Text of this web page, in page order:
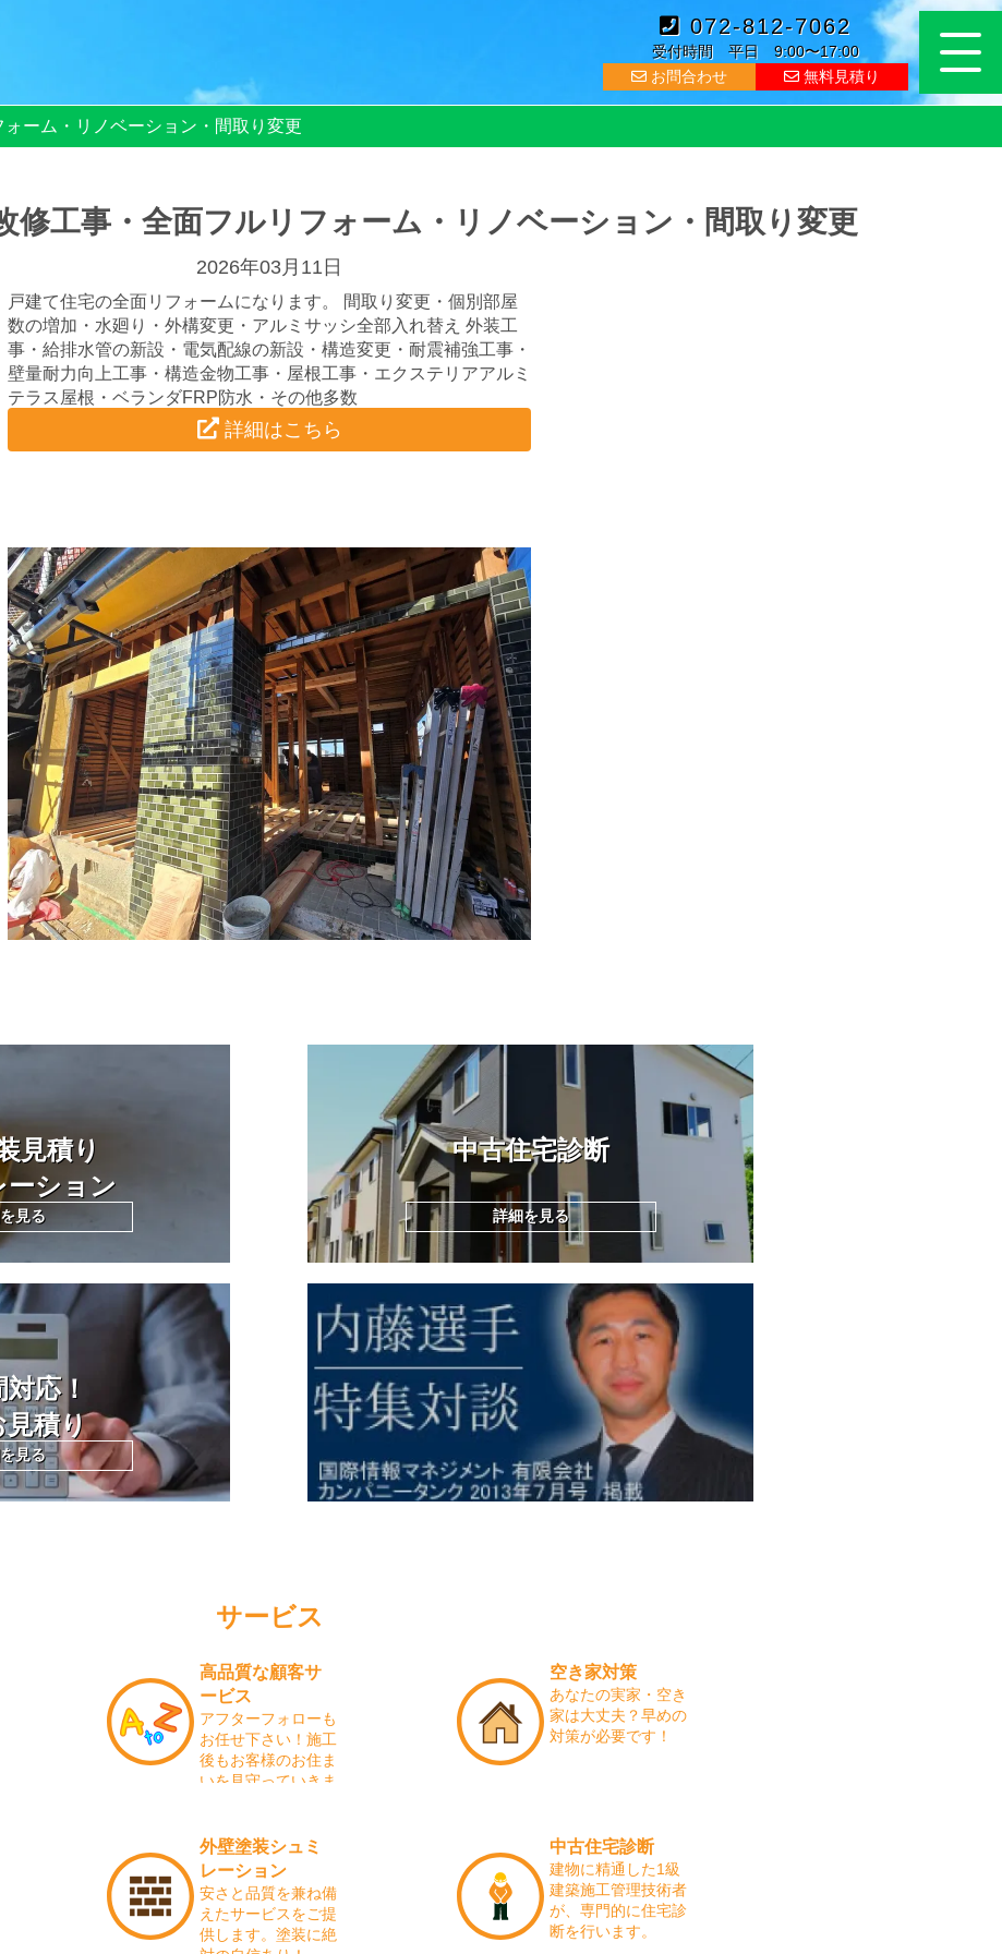
072-812-7062
受付時間 平日 9:00〜17:00
お問合わせ
無料見積り
ーム・リノベーション・間取り変更
修工事・全面フルリフォーム・リノベーション・間取り変更
2026年03月11日
戸建て住宅の全面リフォームになります。 間取り変更・個別部屋
数の増加・水廻り・外構変更・アルミサッシ全部入れ替え 外装工
事・給排水管の新設・電気配線の新設・構造変更・耐震補強工事・
壁量耐力向上工事・構造金物工事・屋根工事・エクステリアアルミ
テラス屋根・ベランダFRP防水・その他多数
詳細はこちら
見積り
ーション
見る
中古住宅診断
詳細を見る
応！
見積り
見る
サービス
高品質な顧客サ
ービス
アフターフォローも
お任せ下さい！施工
後もお客様のお住ま
いを見守っていきま
空き家対策
あなたの実家・空き
家は大丈夫？早めの
対策が必要です！
外壁塗装シュミ
レーション
安さと品質を兼ね備
えたサービスをご提
供します。塗装に絶
中古住宅診断
建物に精通した1級
建築施工管理技術者
が、専門的に住宅診
断を行います。